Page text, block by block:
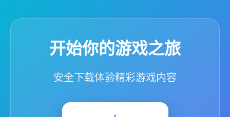
开始你的游戏之旅
安全下载体验精彩游戏内容